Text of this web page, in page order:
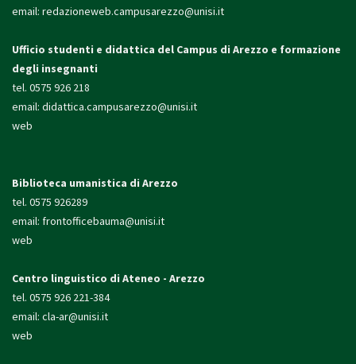
email: redazioneweb.campusarezzo@unisi.it
Ufficio studenti e didattica del Campus di Arezzo e formazione
degli insegnanti
tel. 0575 926 218
email: didattica.campusarezzo@unisi.it
web
Biblioteca umanistica di Arezzo
tel. 0575 926289
email: frontofficebauma@unisi.it
web
Centro linguistico di Ateneo - Arezzo
tel. 0575 926 221-384
email: cla-ar@unisi.it
web